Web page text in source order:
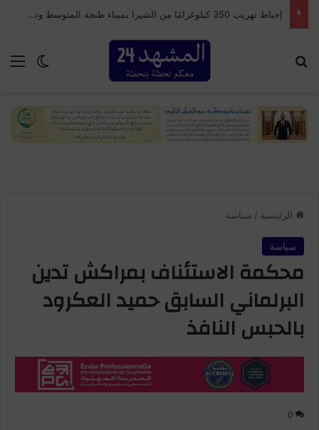
إحباط تهريب 350 كيلوغرامًا من الشيرا بميناء طنجة المتوسط وتوقيف سائق شاحنة للنقل الدولي
الوضع
الرئيسية / سياسة
سياسة
محكمة الاستئناف بمراكش تدين
البرلماني السابق حميد العكرود
بالحبس النافذ
0